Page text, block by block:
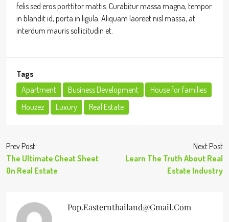
felis sed eros porttitor mattis. Curabitur massa magna, tempor
in blandit id, porta in ligula. Aliquam laoreet nisl massa, at
interdum mauris sollicitudin et.
Tags
Apartment
Business Development
House for families
Houzez
Luxury Real Estate
Prev Post
The Ultimate Cheat Sheet
On Real Estate
Next Post
Learn The Truth About Real
Estate Industry
Pop.easternthailand@gmail.com